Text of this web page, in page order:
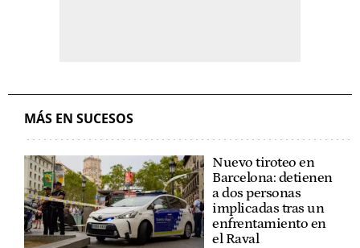
MÁS EN SUCESOS
Nuevo tiroteo en
Barcelona: detienen
a dos personas
implicadas tras un
enfrentamiento en
el Raval